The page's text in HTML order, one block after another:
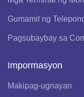
Gumamit ng
Pagsubaybay sa
Impormasyon
Makipag-ugnayan